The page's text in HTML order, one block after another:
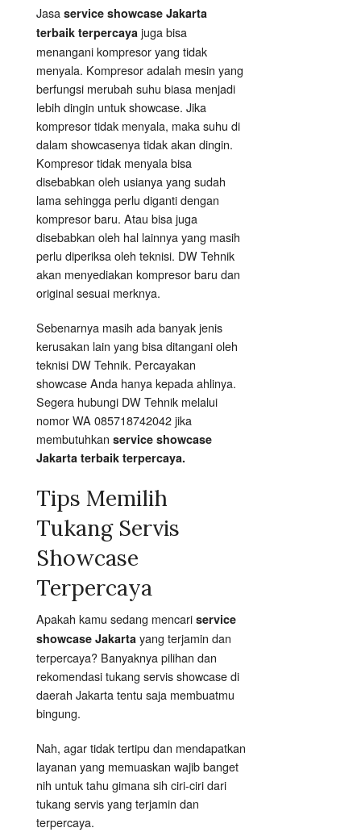
Jasa service showcase Jakarta
terbaik terpercaya juga bisa
menangani kompresor yang tidak
menyala. Kompresor adalah mesin yang
berfungsi merubah suhu biasa menjadi
lebih dingin untuk showcase. Jika
kompresor tidak menyala, maka suhu di
dalam showcasenya tidak akan dingin.
Kompresor tidak menyala bisa
disebabkan oleh usianya yang sudah
lama sehingga perlu diganti dengan
kompresor baru. Atau bisa juga
disebabkan oleh hal lainnya yang masih
perlu diperiksa oleh teknisi. DW Tehnik
akan menyediakan kompresor baru dan
original sesuai merknya.
Sebenarnya masih ada banyak jenis
kerusakan lain yang bisa ditangani oleh
teknisi DW Tehnik. Percayakan
showcase Anda hanya kepada ahlinya.
Segera hubungi DW Tehnik melalui
nomor WA 085718742042 jika
membutuhkan service showcase
Jakarta terbaik terpercaya.
Tips Memilih
Tukang Servis
Showcase
Terpercaya
Apakah kamu sedang mencari service
showcase Jakarta yang terjamin dan
terpercaya? Banyaknya pilihan dan
rekomendasi tukang servis showcase di
daerah Jakarta tentu saja membuatmu
bingung.
Nah, agar tidak tertipu dan mendapatkan
layanan yang memuaskan wajib banget
nih untuk tahu gimana sih ciri-ciri dari
tukang servis yang terjamin dan
terpercaya.